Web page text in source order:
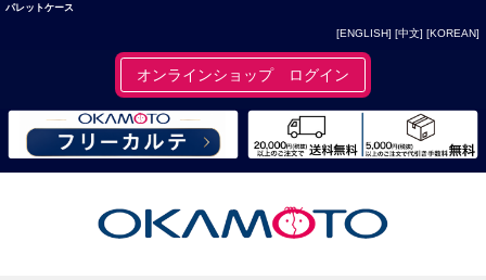
パレットケース
[ENGLISH] [中文] [KOREAN]
オンラインショップ ログイン